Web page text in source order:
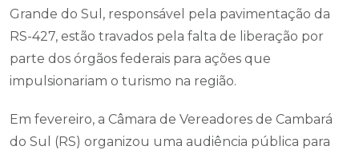
Grande do Sul, responsável pela pavimentação da
RS-427, estão travados pela falta de liberação por
parte dos órgãos federais para ações que
impulsionariam o turismo na região.
Em fevereiro, a Câmara de Vereadores de Cambará
do Sul (RS) organizou uma audiência pública para